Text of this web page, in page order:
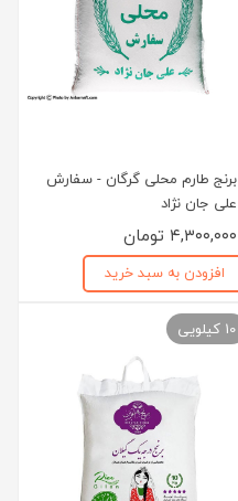
برنج طارم محلی گرگان - سفارش
علی جان نژاد
۴,۳۰۰,۰۰۰ تومان
افزودن به سبد خرید
10 کیلویی